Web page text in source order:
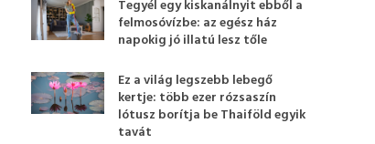
Tegyél egy kiskanálnyit ebből a
felmosóvízbe: az egész ház
napokig jó illatú lesz tőle
Ez a világ legszebb lebegő
kertje: több ezer rózsaszín
lótusz borítja be Thaiföld egyik
tavát